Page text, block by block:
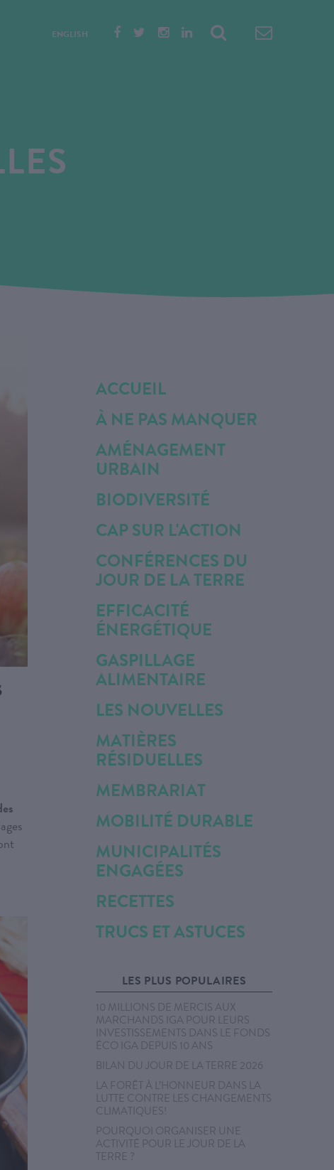
ENGLISH
ACCUEIL
À NE PAS MANQUER
AMÉNAGEMENT
URBAIN
BIODIVERSITÉ
CAP SUR L'ACTION
CONFÉRENCES DU
JOUR DE LA TERRE
EFFICACITÉ
ÉNERGÉTIQUE
GASPILLAGE
ALIMENTAIRE
LES NOUVELLES
MATIÈRES
RÉSIDUELLES
MEMBRARIAT
MOBILITÉ DURABLE
MUNICIPALITÉS
ENGAGÉES
RECETTES
TRUCS ET ASTUCES
LES PLUS POPULAIRES
10 MILLIONS DE MERCIS AUX
MARCHANDS IGA POUR LEURS
INVESTISSEMENTS DANS LE FONDS
ÉCO IGA DEPUIS 10 ANS
BILAN DU JOUR DE LA TERRE 2026
LA FORÊT À L’HONNEUR DANS LA
LUTTE CONTRE LES CHANGEMENTS
CLIMATIQUES!
POURQUOI ORGANISER UNE
ACTIVITÉ POUR LE JOUR DE LA
TERRE ?